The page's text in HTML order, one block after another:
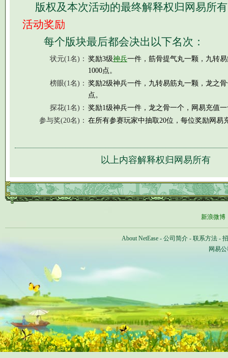
版权及本次活动的最终解释权归网易所
活动奖励
每个版块最后都会决出以下名次：
状元(1名)： 奖励3级神兵一件，筋骨提气丸一颗，九转
1000点。
榜眼(1名)： 奖励2级神兵一件，九转易筋丸一颗，龙之
点。
探花(1名)： 奖励1级神兵一件，龙之骨一个，网易充值
参与奖(20名)： 在所有参赛玩家中抽取20位，每位奖励网易
以上内容解释权归网易所有
新浪微博
About NetEase - 公司简介 - 联系方法 -
网易